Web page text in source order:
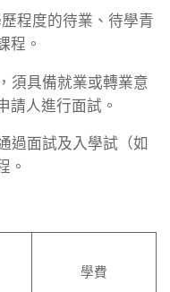
程度的待業、待學青
程。
須具備就業或轉業意
請人進行面試。
過面試及入學試（如
。
學費